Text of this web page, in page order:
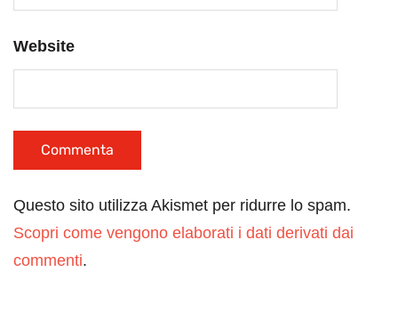
Website
Questo sito utilizza Akismet per ridurre lo spam.
Scopri come vengono elaborati i dati derivati dai
commenti.